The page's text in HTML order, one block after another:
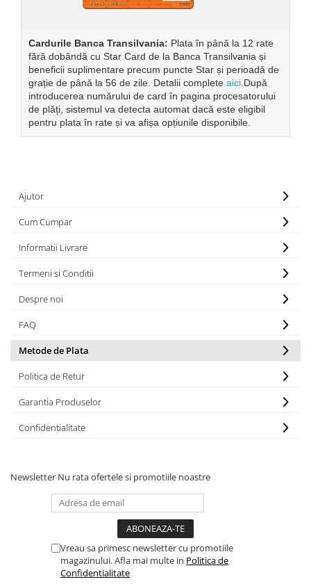
Cardurile Banca Transilvania: Plata în până la 12 rate
fără dobândă cu Star Card de la Banca Transilvania și
beneficii suplimentare precum puncte Star și perioadă de
grație de până la 56 de zile. Detalii complete aici .După
introducerea numărului de card în pagina procesatorului
de plăți, sistemul va detecta automat dacă este eligibil
pentru plata în rate și va afișa opțiunile disponibile.
Ajutor
Cum Cumpar
Informatii Livrare
Termeni si Conditii
Despre noi
FAQ
Metode de Plata
Politica de Retur
Garantia Produselor
Confidentialitate
Newsletter Nu rata ofertele si promotiile noastre
Vreau sa primesc newsletter cu promotiile
magazinului. Afla mai multe in Politica de
Confidentialitate